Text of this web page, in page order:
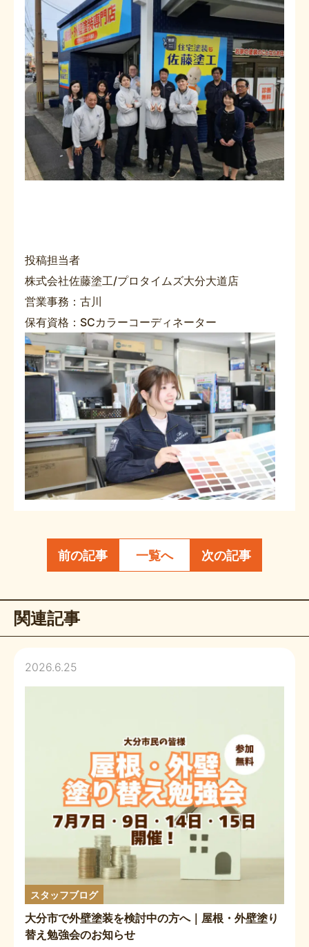
投稿担当者
株式会社佐藤塗工/プロタイムズ大分大道店
営業事務：古川
保有資格：SCカラーコーディネーター
前の記事 一覧へ 次の記事
関連記事
2026.6.25
スタッフブログ
大分市で外壁塗装を検討中の方へ｜屋根・外壁塗り
替え勉強会のお知らせ